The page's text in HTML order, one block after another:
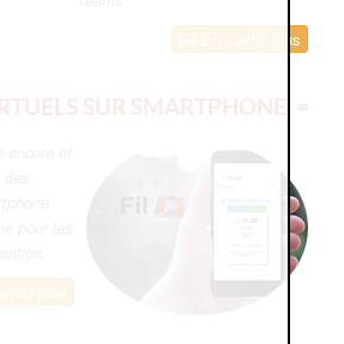
En savoir plus
SUR SMARTPHONE
et
pour les